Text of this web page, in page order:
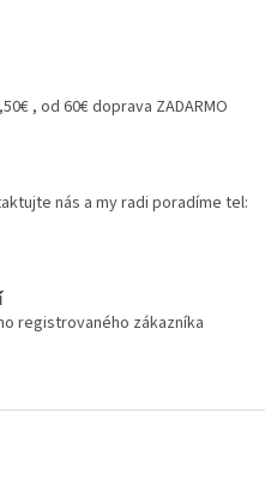
, od 60€ doprava ZADARMO
nás a my radi poradíme tel:
registrovaného zákazníka